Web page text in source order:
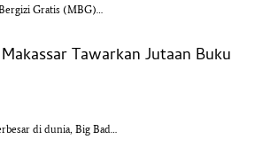
Gratis (MBG)…
Tawarkan Jutaan Buku
di dunia, Big Bad…